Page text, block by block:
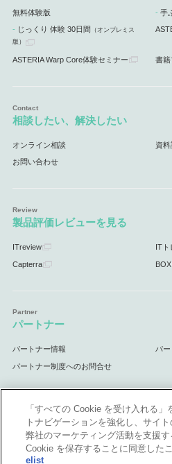
無料体験版 手
じっくり 体験 30日間 （オンプレミス
版）
ASTERIA Warp Core体験セミナー 書籍
相談したい、解決したい
オンライン相談 資
お問い合わせ
製品評価レビューを見る
ITreview ITト
Capterra
パートナー
パートナー情報 パ
パートナー制度へのお問合せ
サポート
サポート情報
「すべての Cookie を受け入れる
トナビゲーションを強化し、サイト
弊社のマーケティング活動を支援
Cookie を保存することに同意した
elist